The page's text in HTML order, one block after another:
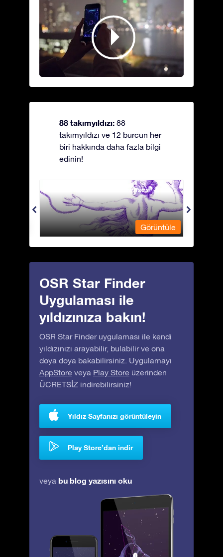
88 takımyıldızı: 88
takımyıldızı ve 12 burcun her
biri hakkında daha fazla bilgi
edinin!
Andromeda - Zincirli Prenses
Görüntüle
OSR Star Finder
Uygulaması ile
yıldızınıza bakın!
OSR Star Finder uygulaması ile kendi
yıldızınızı arayabilir, bulabilir ve ona
doya doya bakabilirsiniz. Uygulamayı
AppStore veya Play Store üzerinden
ÜCRETSİZ indirebilirsiniz!
Yıldız Sayfanızı görüntüleyin
Play Store’dan indir
veya bu blog yazısını oku